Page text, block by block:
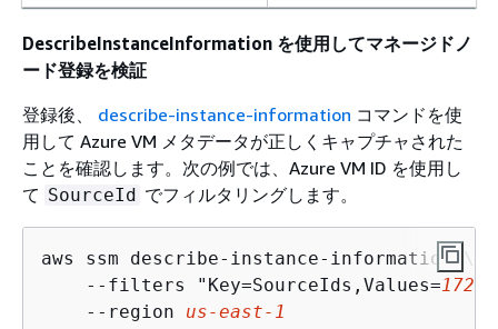
DescribeInstanceInformation を使用してマネージドノ
ード登録を検証
登録後、 describe-instance-information コマンドを使
用して Azure VM メタデータが正しくキャプチャされた
ことを確認します。次の例では、Azure VM ID を使用し
て SourceId でフィルタリングします。
aws ssm describe-instance-information \
    --filters "Key=SourceIds,Values=
    --region
us-east-1